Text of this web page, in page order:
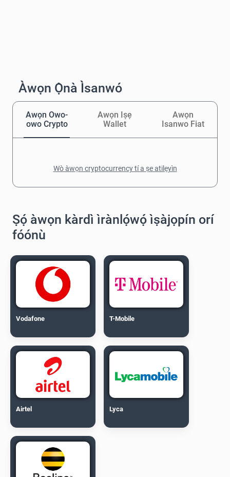
Àwọn Ọ̀nà Ìsanwó
Awọn Owo-
owo Crypto
Awọn Iṣẹ
Wallet
Awọn
Isanwo Fiat
Wò àwọn cryptocurrency tí a ṣe atilẹyìn
Ṣọ́ àwọn kàrdì ìrànlọ́wọ́ ìṣàjọpín orí
fóónù
Vodafone T-Mobile
Airtel Lyca